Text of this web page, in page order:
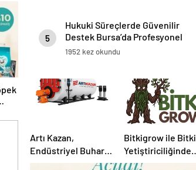
5
Hukuki Süreçlerde Güvenilir
Destek Bursa’da Profesyonel
Avukatlık Hizmeti
1952 kez okundu
Artı Kazan,
Endüstriyel Buhar
Kazanı
Bitkigrow ile Bitki
Yetiştiriciliğinde
Doğru Ekipman ve